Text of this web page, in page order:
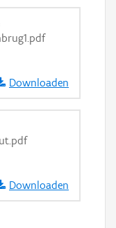
Downloaden
Downloaden